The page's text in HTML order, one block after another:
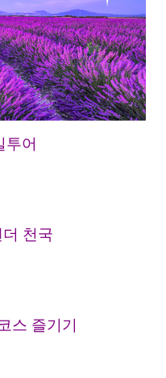
투어
천국
스 즐기기